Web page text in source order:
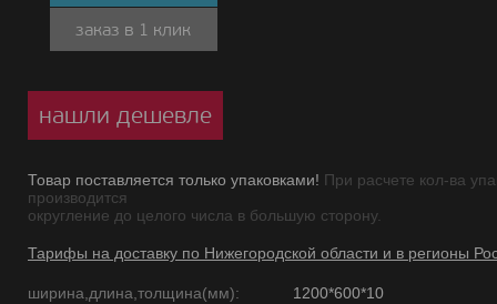
заказ в 1 клик
нашли дешевле
Товар поставляется только упаковками! При расчете кол-ва
производится
округление до целого числа в большую сторону.
Тарифы на доставку по Нижегородской области и в регионы
ширина,длина,толщина(мм):
1200*600*10